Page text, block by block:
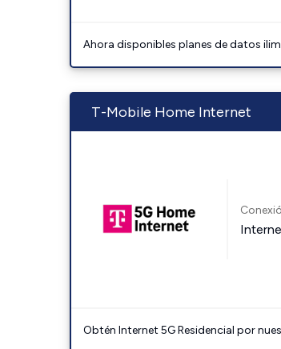
Ahora disponibles planes de datos
T-Mobile Home Internet
Obtén Internet 5G Residencial por